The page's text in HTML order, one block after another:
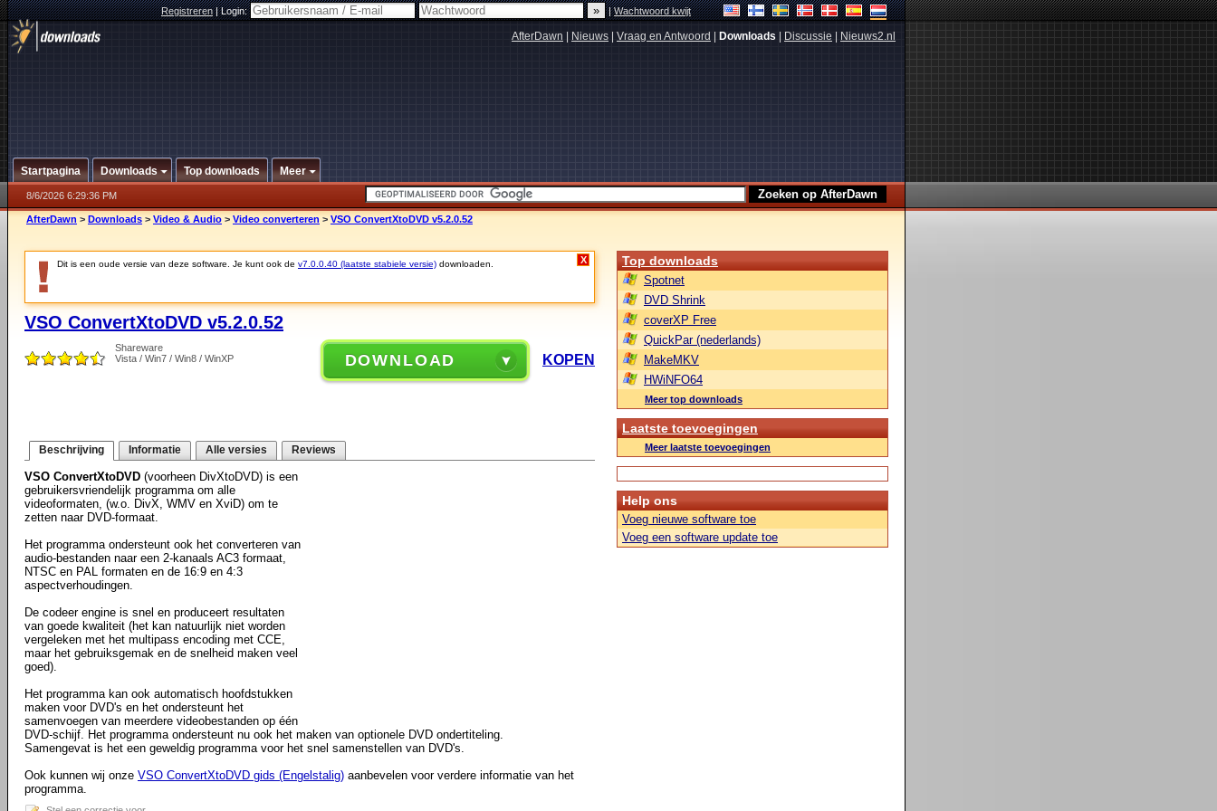
Registreren|Login: |Wachtwoord kwijt
AfterDawn Nieuws Vraag en Antwoord Downloads Discussie Nieuws2.nl
Startpagina Downloads Top downloads Meer
8/6/2026 6:29:36 PM
AfterDawn > Downloads > Video & Audio > Video converteren > VSO ConvertXtoDVD v5.2.0.52
Dit is een oude versie van deze software. Je kunt ook de v7.0.0.40 (laatste stabiele versie) downloaden. X
VSO ConvertXtoDVD v5.2.0.52
Shareware
Vista / Win7 / Win8 / WinXP
DOWNLOAD KOPEN
Beschrijving Informatie Alle versies Reviews
VSO ConvertXtoDVD (voorheen DivXtoDVD) is een
gebruikersvriendelijk programma om alle
videoformaten, (w.o. DivX, WMV en XviD) om te
zetten naar DVD-formaat.
Het programma ondersteunt ook het converteren van
audio-bestanden naar een 2-kanaals AC3 formaat,
NTSC en PAL formaten en de 16:9 en 4:3
aspectverhoudingen.
De codeer engine is snel en produceert resultaten
van goede kwaliteit (het kan natuurlijk niet worden
vergeleken met het multipass encoding met CCE,
maar het gebruiksgemak en de snelheid maken veel
goed).
Het programma kan ook automatisch hoofdstukken
maken voor DVD's en het ondersteunt het
samenvoegen van meerdere videobestanden op één
DVD-schijf. Het programma ondersteunt nu ook het maken van optionele DVD ondertiteling.
Samengevat is het een geweldig programma voor het snel samenstellen van DVD's.
Ook kunnen wij onze VSO ConvertXtoDVD gids (Engelstalig) aanbevelen voor verdere informatie van het
programma.
Top downloads
Spotnet
DVD Shrink
coverXP Free
QuickPar (nederlands)
MakeMKV
HWiNFO64
Meer top downloads
Laatste toevoegingen
Meer laatste toevoegingen
Help ons
Voeg nieuwe software toe
Voeg een software update toe